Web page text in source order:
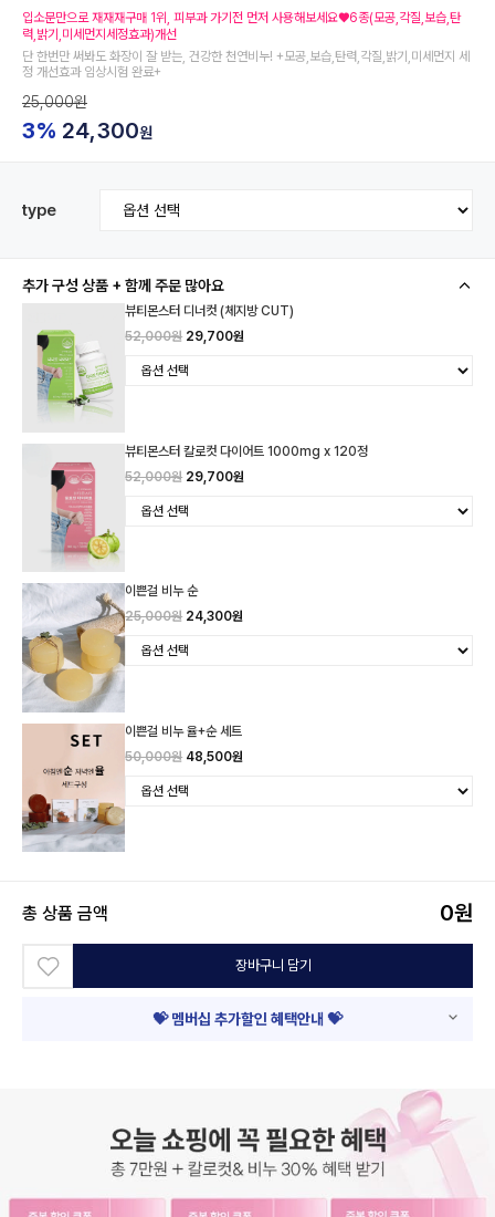
입소문만으로 재재재구매 1위, 피부과 가기전 먼저 사용해보세요♥6종(모공,각질,보습,탄
력,밝기,미세먼지세정효과)개선
단 한번만 써봐도 화장이 잘 받는, 건강한 천연비누! +모공,보습,탄력,각질,밝기,미세먼지 세
정 개선효과 임상시험 완료+
25,000원
3% 24,300원
type
추가 구성 상품 + 함께 주문 많아요
뷰티몬스터 디너컷 (체지방 CUT)
52,000원 29,700원
뷰티몬스터 칼로컷 다이어트 1000mg x 120정
52,000원 29,700원
이쁜걸 비누 순
25,000원 24,300원
이쁜걸 비누 율+순 세트
50,000원 48,500원
총 상품 금액 0원
장바구니 담기
💝 멤버십 추가할인 혜택안내 💝